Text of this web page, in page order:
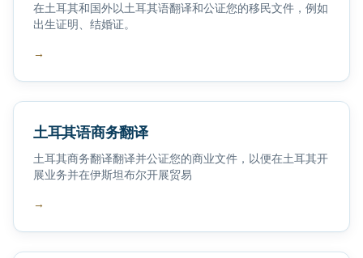
在土耳其和国外以土耳其语翻译和公证您的移民文件，例如
出生证明、结婚证。
→
土耳其语商务翻译
土耳其商务翻译翻译并公证您的商业文件，以便在土耳其开
展业务并在伊斯坦布尔开展贸易
→